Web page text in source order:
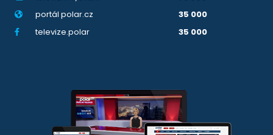
portál polar.cz
35 000
televize.polar
35 000